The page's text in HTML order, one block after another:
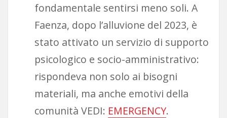
fondamentale sentirsi meno soli. A
Faenza, dopo l’alluvione del 2023, è
stato attivato un servizio di supporto
psicologico e socio-amministrativo:
rispondeva non solo ai bisogni
materiali, ma anche emotivi della
comunità VEDI: EMERGENCY.